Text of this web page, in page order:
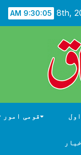
9:30:07 AM
قومی امور